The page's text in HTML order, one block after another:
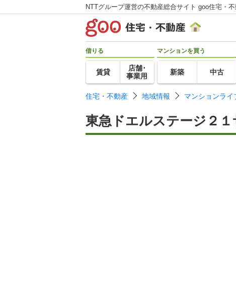
NTTグループ運営の不動産総合サイト goo住宅・不
借りる
賃貸
店舗･
事業用
マンションを買う
新築 中古
住宅・不動産 地域情報 マンションライ
東急ドエルステージ２